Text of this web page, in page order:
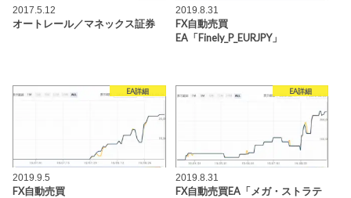
2017.5.12
オートレール／マネックス証券
2019.8.31
FX自動売買
EA「Finely_P_EURJPY」
EA詳細
2019.9.5
FX自動売買
EA詳細
2019.8.31
FX自動売買EA「メガ・ストラテ